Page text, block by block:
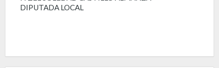
DIPUTADA LOCAL